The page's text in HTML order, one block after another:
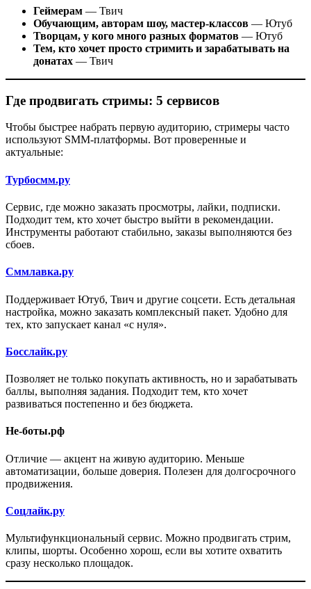
Геймерам — Твич
Обучающим, авторам шоу, мастер-классов — Ютуб
Творцам, у кого много разных форматов — Ютуб
Тем, кто хочет просто стримить и зарабатывать на
донатах — Твич
Где продвигать стримы: 5 сервисов
Чтобы быстрее набрать первую аудиторию, стримеры часто
используют SMM-платформы. Вот проверенные и
актуальные:
Турбосмм.ру
Сервис, где можно заказать просмотры, лайки, подписки.
Подходит тем, кто хочет быстро выйти в рекомендации.
Инструменты работают стабильно, заказы выполняются без
сбоев.
Сммлавка.ру
Поддерживает Ютуб, Твич и другие соцсети. Есть детальная
настройка, можно заказать комплексный пакет. Удобно для
тех, кто запускает канал «с нуля».
Босслайк.ру
Позволяет не только покупать активность, но и зарабатывать
баллы, выполняя задания. Подходит тем, кто хочет
развиваться постепенно и без бюджета.
Не-боты.рф
Отличие — акцент на живую аудиторию. Меньше
автоматизации, больше доверия. Полезен для долгосрочного
продвижения.
Соцлайк.ру
Мультифункциональный сервис. Можно продвигать стрим,
клипы, шорты. Особенно хорош, если вы хотите охватить
сразу несколько площадок.